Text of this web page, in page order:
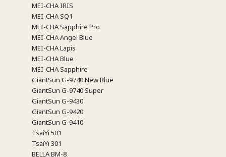
MEI-CHA IRIS
MEI-CHA SQ1
MEI-CHA Sapphire Pro
MEI-CHA Angel Blue
MEI-CHA Lapis
MEI-CHA Blue
MEI-CHA Sapphire
GiantSun G-9740 New Blue
GiantSun G-9740 Super
GiantSun G-9430
GiantSun G-9420
GiantSun G-9410
TsaiYi 501
TsaiYi 301
BELLA BM-8